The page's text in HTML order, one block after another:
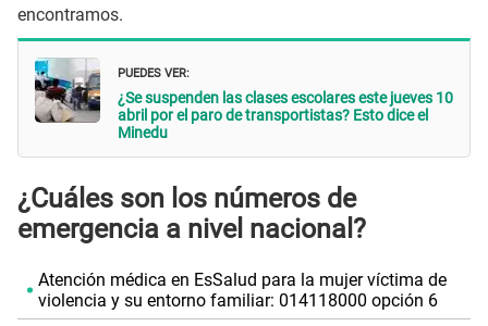
encontramos.
PUEDES VER:
¿Se suspenden las clases escolares este jueves 10
abril por el paro de transportistas? Esto dice el
Minedu
¿Cuáles son los números de
emergencia a nivel nacional?
Atención médica en EsSalud para la mujer víctima de
violencia y su entorno familiar: 014118000 opción 6